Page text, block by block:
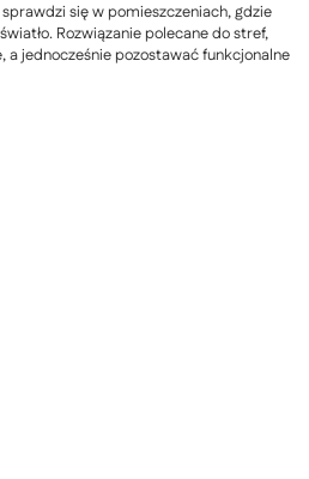
się w pomieszczeniach, gdzie
Rozwiązanie polecane do stref,
jednocześnie pozostawać funkcjonalne